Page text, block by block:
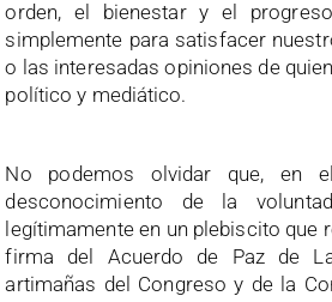
orden, el bienestar y el
simplemente para satisfacer
o las interesadas opiniones de
político y mediático.
No podemos olvidar que, en
desconocimiento de la
legítimamente en un plebiscito que
firma del Acuerdo de Paz de
artimañas del Congreso y de la